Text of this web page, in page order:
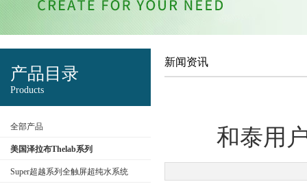
产品目录
Products
全部产品
美国泽拉布Thelab系列
Super超越系列全触屏超纯水系统
新闻资讯
和泰用